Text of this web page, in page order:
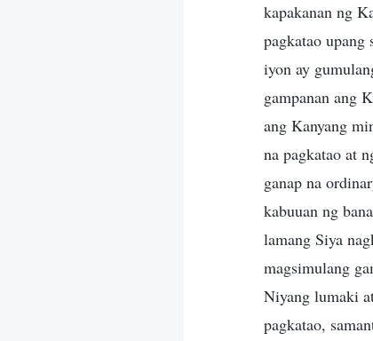
kapakanan ng
pagkatao upang
iyon ay
gampanan ang
ang Kanyang
na pagkatao at
ganap na
kabuuan ng
lamang Siya
magsimulang
Niyang lumaki
pagkatao,